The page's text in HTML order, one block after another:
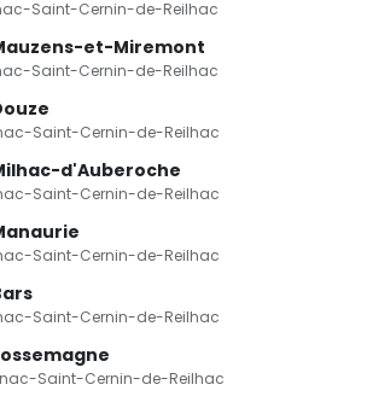
Saint-Cernin-de-Reilhac
et-Miremont
Saint-Cernin-de-Reilhac
Saint-Cernin-de-Reilhac
d'Auberoche
Saint-Cernin-de-Reilhac
Saint-Cernin-de-Reilhac
Saint-Cernin-de-Reilhac
Saint-Cernin-de-Reilhac